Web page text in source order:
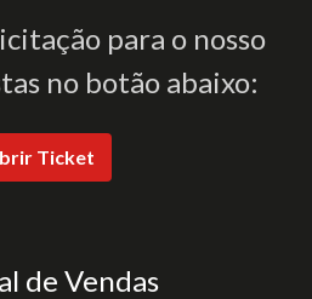
para o nosso
no botão abaixo:
Ticket
de Vendas